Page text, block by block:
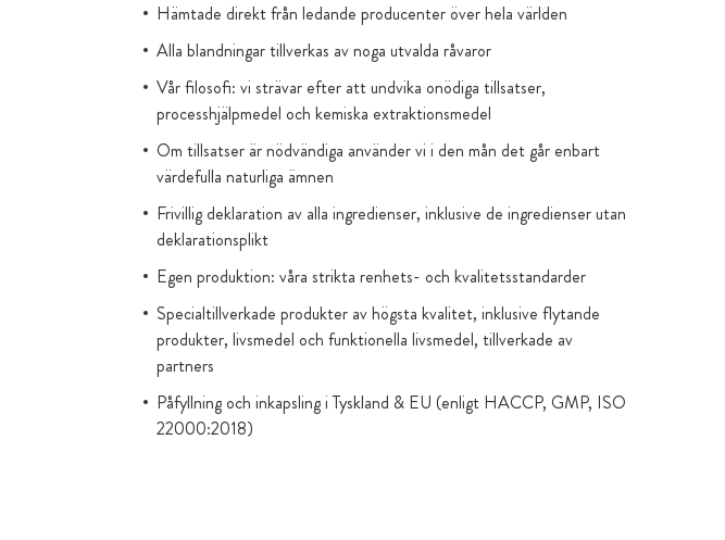
Hämtade direkt från ledande producenter över hela världen
Alla blandningar tillverkas av noga utvalda råvaror
Vår filosofi: vi strävar efter att undvika onödiga tillsatser,
processhjälpmedel och kemiska extraktionsmedel
Om tillsatser är nödvändiga använder vi i den mån det går enbart
värdefulla naturliga ämnen
Frivillig deklaration av alla ingredienser, inklusive de ingredienser utan
deklarationsplikt
Egen produktion: våra strikta renhets- och kvalitetsstandarder
Specialtillverkade produkter av högsta kvalitet, inklusive flytande
produkter, livsmedel och funktionella livsmedel, tillverkade av
partners
Påfyllning och inkapsling i Tyskland & EU (enligt HACCP, GMP, ISO
22000:2018)